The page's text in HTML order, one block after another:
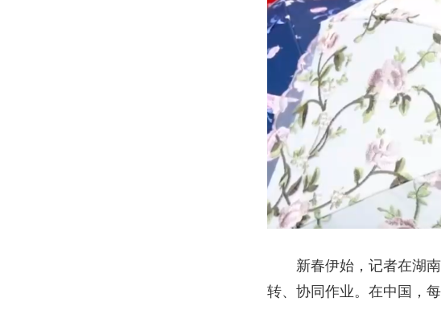
新春伊始，记者在湖南
转、协同作业。在中国，